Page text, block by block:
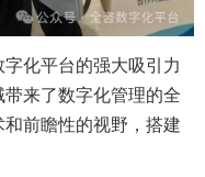
化平台的强大吸引力
来了数字化管理的全
前瞻性的视野，搭建